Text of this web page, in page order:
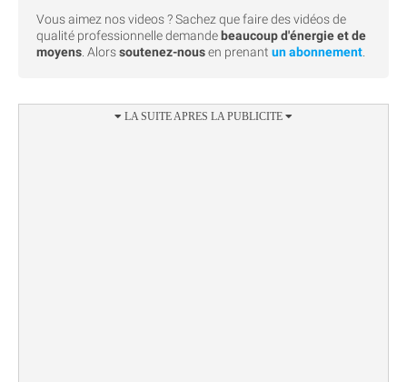
Vous aimez nos videos ? Sachez que faire des vidéos de
qualité professionnelle demande beaucoup d'énergie et de
moyens. Alorssoutenez-nousen prenant un abonnement.